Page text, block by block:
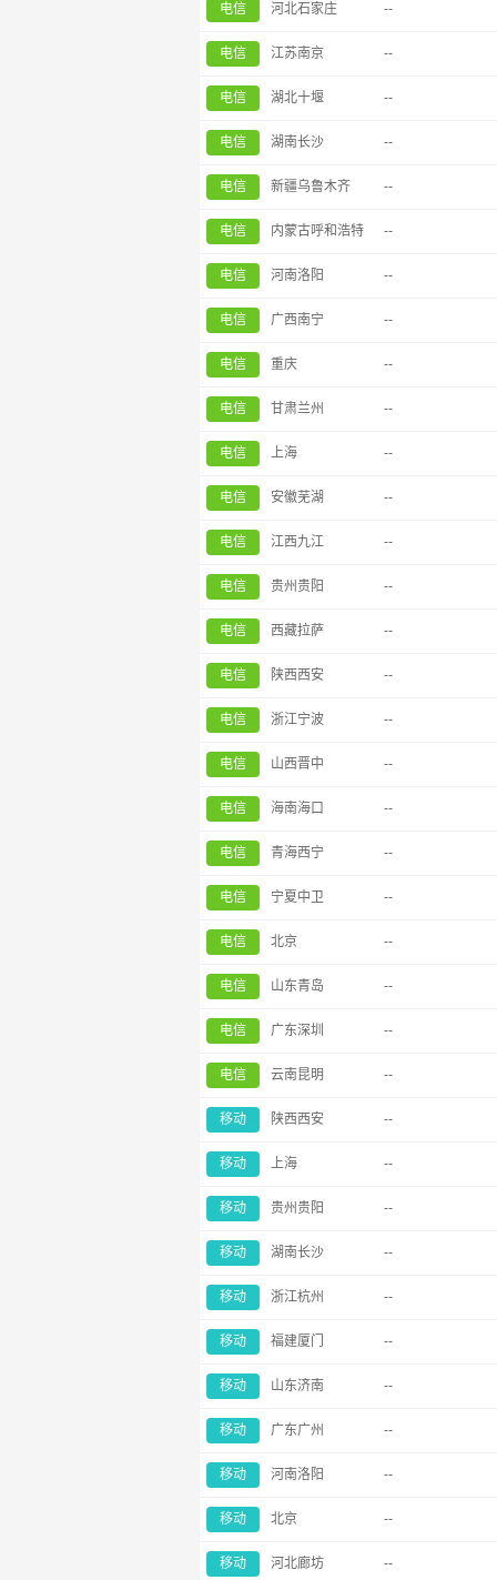
电信 河北石家庄 --
电信 江苏南京 --
电信 湖北十堰 --
电信 湖南长沙 --
电信 新疆乌鲁木齐 --
电信 内蒙古呼和浩特 --
电信 河南洛阳 --
电信 广西南宁 --
电信 重庆 --
电信 甘肃兰州 --
电信 上海 --
电信 安徽芜湖 --
电信 江西九江 --
电信 贵州贵阳 --
电信 西藏拉萨 --
电信 陕西西安 --
电信 浙江宁波 --
电信 山西晋中 --
电信 海南海口 --
电信 青海西宁 --
电信 宁夏中卫 --
电信 北京 --
电信 山东青岛 --
电信 广东深圳 --
电信 云南昆明 --
移动 陕西西安 --
移动 上海 --
移动 贵州贵阳 --
移动 湖南长沙 --
移动 浙江杭州 --
移动 福建厦门 --
移动 山东济南 --
移动 广东广州 --
移动 河南洛阳 --
移动 北京 --
移动 河北廊坊 --